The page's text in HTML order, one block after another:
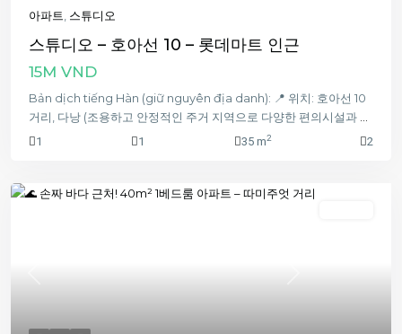
아파트 스튜디오
스튜디오 – 호아선 10 – 롯데마트 인근
15M VND
Bản dịch tiếng Hàn (giữ nguyên địa danh): 📍 위치: 호아선 10
거리, 다낭 (조용하고 안정적인 주거 지역으로 다양한 편의시설과
1 1 35 m2 2